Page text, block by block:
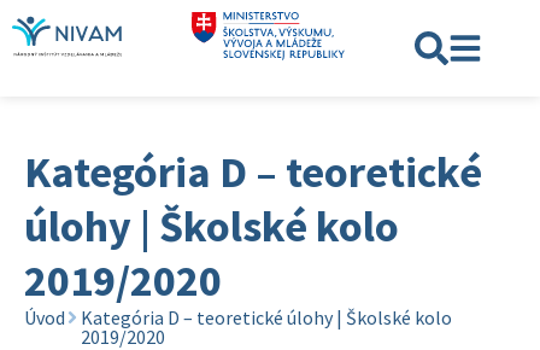
Kategória D – teoretické
úlohy | Školské kolo
2019/2020
Úvod
Kategória D – teoretické úlohy | Školské kolo
2019/2020